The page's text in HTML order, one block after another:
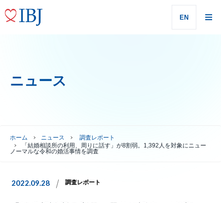
EN
ニュース
ホーム ニュース
調査レポート
「結婚相談所の利用、周りに話す」が8割弱。1,392人を対象にニュー
ノーマルな令和の婚活事情を調査
2022.09.28 調査レポート